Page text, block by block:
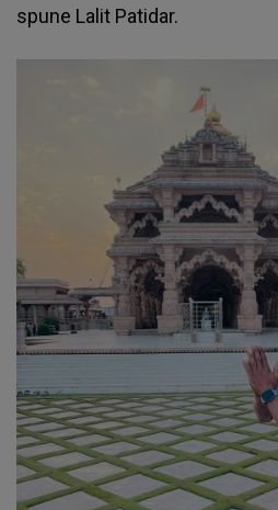
spune Lalit Patidar.